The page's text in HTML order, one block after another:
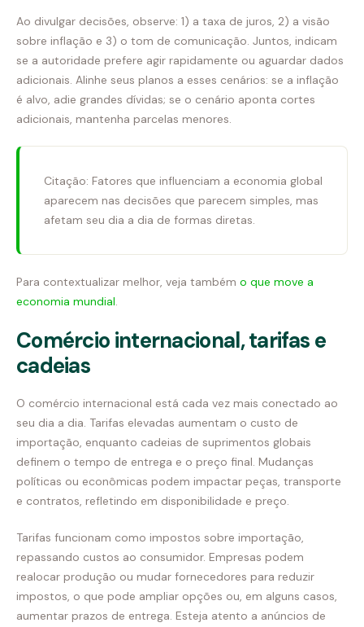
Ao divulgar decisões, observe: 1) a taxa de juros, 2) a visão
sobre inflação e 3) o tom de comunicação. Juntos, indicam
se a autoridade prefere agir rapidamente ou aguardar dados
adicionais. Alinhe seus planos a esses cenários: se a inflação
é alvo, adie grandes dívidas; se o cenário aponta cortes
adicionais, mantenha parcelas menores.
Citação: Fatores que influenciam a economia global
aparecem nas decisões que parecem simples, mas
afetam seu dia a dia de formas diretas.
Para contextualizar melhor, veja também o que move a
economia mundial.
Comércio internacional, tarifas e
cadeias
O comércio internacional está cada vez mais conectado ao
seu dia a dia. Tarifas elevadas aumentam o custo de
importação, enquanto cadeias de suprimentos globais
definem o tempo de entrega e o preço final. Mudanças
políticas ou econômicas podem impactar peças, transporte
e contratos, refletindo em disponibilidade e preço.
Tarifas funcionam como impostos sobre importação,
repassando custos ao consumidor. Empresas podem
realocar produção ou mudar fornecedores para reduzir
impostos, o que pode ampliar opções ou, em alguns casos,
aumentar prazos de entrega. Esteja atento a anúncios de